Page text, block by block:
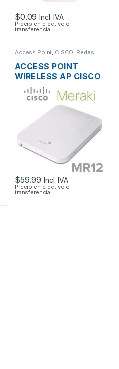
$0.09 Incl. IVA
Precio en efectivo o
transferencia
Access Point CISCO Redes
ACCESS POINT
WIRELESS AP CISCO
MERAKI MR12 CLOUD
MANAGED AP
2.4GHZ SOPORTE
POE OUTDOOR
$59.99 Incl. IVA
Precio en efectivo o
transferencia